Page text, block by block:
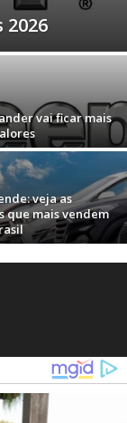
2026
vai ficar mais
veja as
que mais vendem